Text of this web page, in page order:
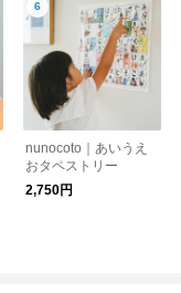
nunocoto｜あいうえ
おタペストリー
2,750円